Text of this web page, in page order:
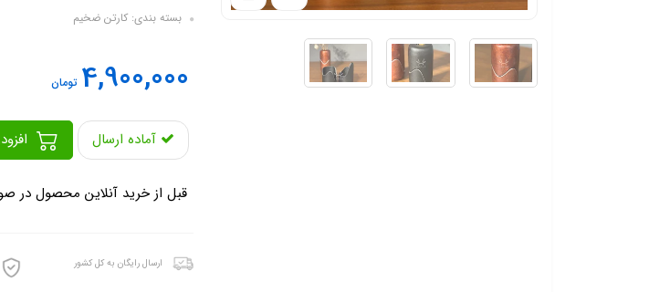
بسته بندی: کارتن ضخیم
4,900,000 تومان
آماده ارسال
قبل از خرید آنلاین محصول در
ارسال رایگان به کل کشور